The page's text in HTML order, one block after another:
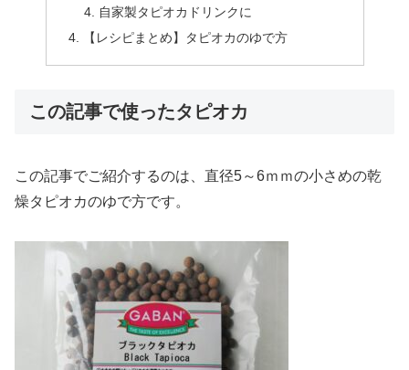
自家製タピオカドリンクに
【レシピまとめ】タピオカのゆで方
この記事で使ったタピオカ
この記事でご紹介するのは、直径5～6ｍｍの小さめの乾
燥タピオカのゆで方です。